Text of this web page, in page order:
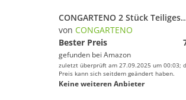
CONGARTENO 2 Stück Teiliges Tennisball trainingsset aus Weichem Gummi Leicht und
von CONGARTENO
Bester Preis
gefunden bei Amazon
zuletzt überprüft am 27.09.2025 um 00:03;
Preis kann sich seitdem geändert haben.
Keine weiteren Anbieter